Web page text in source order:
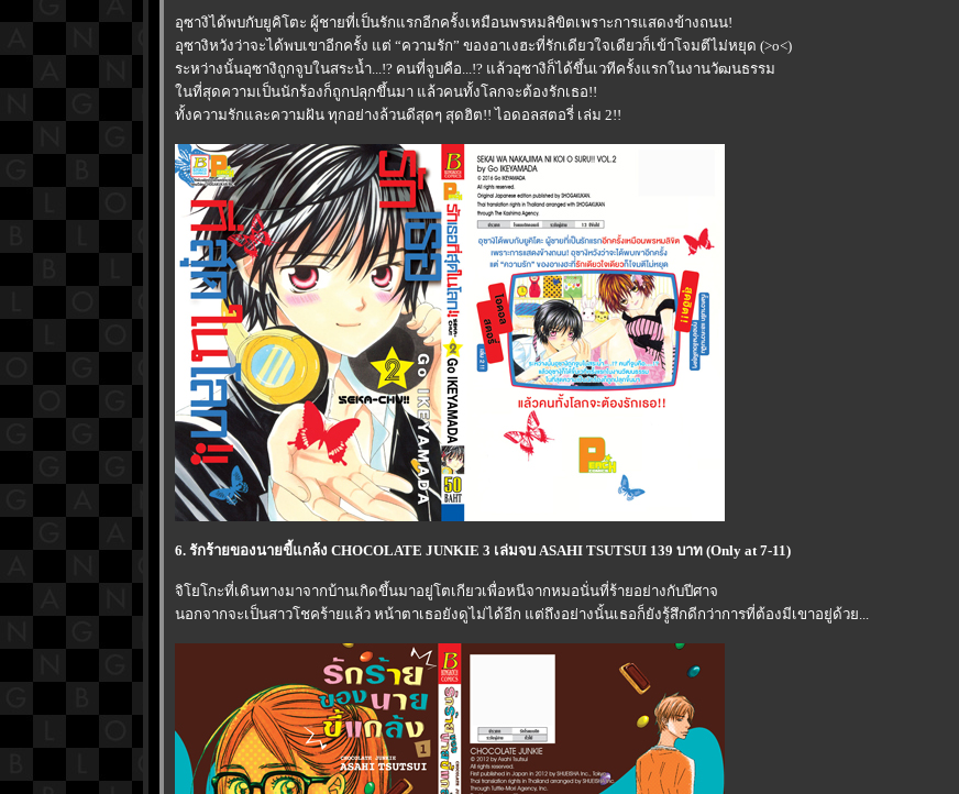
อุซางิได้พบกับยูคิโตะ ผู้ชายที่เป็นรักแรกอีกครั้งเหมือนพรหมลิขิตเพราะการแสดงข้างถนน!
อุซางิหวังว่าจะได้พบเขาอีกครั้ง แต่ “ความรัก” ของอาเงฮะที่รักเดียวใจเดียวก็เข้าโจมตีไม่หยุด (>o<)
ระหว่างนั้นอุซางิถูกจูบในสระน้ำ...!? คนที่จูบคือ...!? แล้วอุซางิก็ได้ขึ้นเวทีครั้งแรกในงานวัฒนธรรม
นที่สุดความเป็นนักร้องก็ถูกปลุกขึ้นมา แล้วคนทั้งโลกจะต้องรักเธอ!!
ทั้งความรักและความฝัน ทุกอย่างล้วนดีสุดๆ สุดฮิต!! ไอดอลสตอรี่ เล่ม 2!!
6. รักร้ายของนายขี้แกล้ง CHOCOLATE JUNKIE 3 เล่มจบ ASAHI TSUTSUI 139 บาท (Only at 7-11)
จิโยโกะที่เดินทางมาจากบ้านเกิดขึ้นมาอยู่โตเกียวเพื่อหนีจากหมอนั่นที่ร้ายอย่างกับปีศาจ
นอกจากจะเป็นสาวโชคร้ายแล้ว หน้าตาเธอยังดูไม่ได้อีก แต่ถึงอย่างนั้นเธอก็ยังรู้สึกดีกว่าการที่ต้องมีเขาอยู่ด้วย...